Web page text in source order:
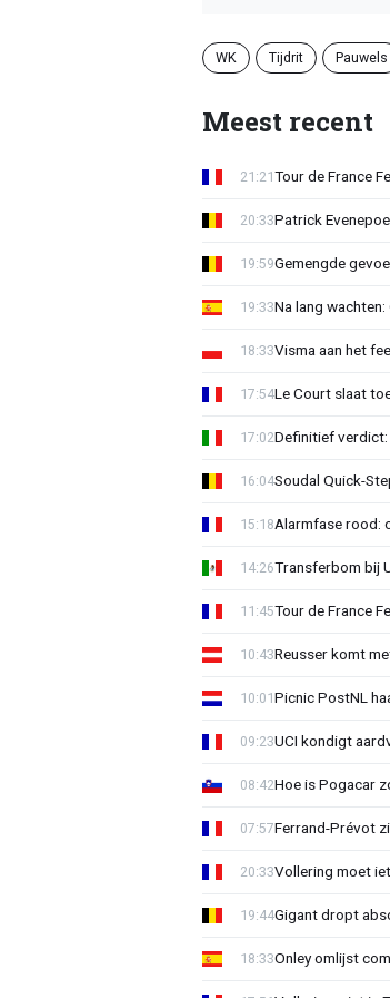
WK Tijdrit Pauwels
Meest recent
Tour de France
21:21
Patrick
20:33
Gemengde
19:59
Na lang
19:33
Visma aan het
18:33
Le Court slaat
17:54
Definitief verdict:
17:02
Soudal Quick-
16:04
Alarmfase rood:
15:18
Transferbom bij
14:26
Tour de France
11:45
Reusser komt
10:43
Picnic PostNL
10:01
UCI kondigt
09:23
Hoe is Pogacar
08:42
Ferrand-Prévot
07:57
Vollering moet
20:33
Gigant dropt
19:44
Onley omlijst
18:33